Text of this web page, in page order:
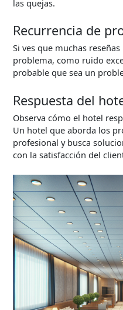
las quejas.
Recurrencia de
Si ves que muchas
problema, como ruido
probable que sea un
Respuesta del
Observa cómo el hotel
Un hotel que aborda los
profesional y busca
con la satisfacción del